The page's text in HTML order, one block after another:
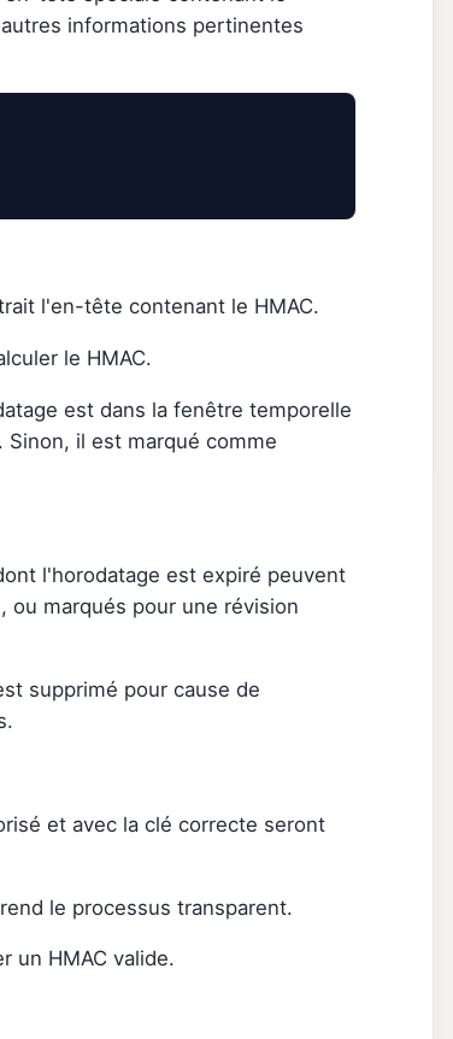
informations pertinentes
l'en-tête contenant le HMAC.
le HMAC.
est dans la fenêtre temporelle
il est marqué comme
l'horodatage est expiré peuvent
ou marqués pour une révision
supprimé pour cause de
et avec la clé correcte seront
le processus transparent.
un HMAC valide.